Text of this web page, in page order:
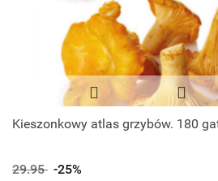
Kieszonkowy atlas grzybów. 180
29.95 -25%